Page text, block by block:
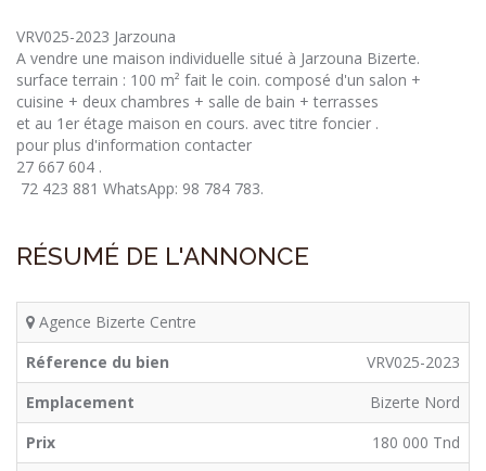
VRV025-2023 Jarzouna
A vendre une maison individuelle situé à Jarzouna Bizerte.
surface terrain : 100 m² fait le coin. composé d'un salon +
cuisine + deux chambres + salle de bain + terrasses
et au 1er étage maison en cours. avec titre foncier .
pour plus d'information contacter
27 667 604 .
72 423 881 WhatsApp: 98 784 783.
RÉSUMÉ DE L'ANNONCE
Agence Bizerte Centre
Réference du bien
VRV025-2023
Emplacement
Bizerte Nord
Prix
180 000 Tnd